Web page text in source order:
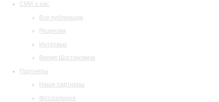
СМИ о нас
Все публикации
Рецензии
Интервью
Время Шостаковича
Партнеры
Наши партнеры
Фотогалерея